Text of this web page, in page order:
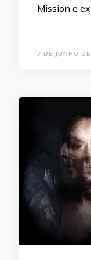
Mission e
7 DE JUNHO